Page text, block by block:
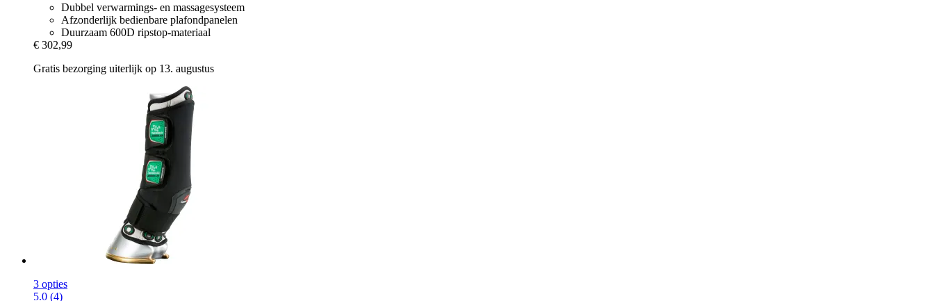
Dubbel verwarmings- en massagesysteem
Afzonderlijk bedienbare plafondpanelen
Duurzaam 600D ripstop-materiaal
€ 302,99
Gratis bezorging uiterlijk op 13. augustus
3 opties
5.0 (4)